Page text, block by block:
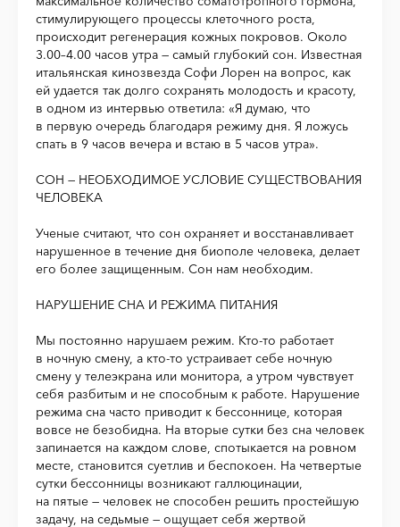
стимулирующего процессы клеточного роста,
происходит регенерация кожных покровов. Около
3.00–4.00 часов утра — самый глубокий сон. Известная
итальянская кинозвезда Софи Лорен на вопрос, как
ей удается так долго сохранять молодость и красоту,
в одном из интервью ответила: «Я думаю, что
в первую очередь благодаря режиму дня. Я ложусь
спать в 9 часов вечера и встаю в 5 часов утра».
СОН — НЕОБХОДИМОЕ УСЛОВИЕ СУЩЕСТВОВАНИЯ
ЧЕЛОВЕКА
Ученые считают, что сон охраняет и восстанавливает
нарушенное в течение дня биополе человека, делает
его более защищенным. Сон нам необходим.
НАРУШЕНИЕ СНА И РЕЖИМА ПИТАНИЯ
Мы постоянно нарушаем режим. Кто-то работает
в ночную смену, а кто-то устраивает себе ночную
смену у телеэкрана или монитора, а утром чувствует
себя разбитым и не способным к работе. Нарушение
режима сна часто приводит к бессоннице, которая
вовсе не безобидна. На вторые сутки без сна человек
запинается на каждом слове, спотыкается на ровном
месте, становится суетлив и беспокоен. На четвертые
сутки бессонницы возникают галлюцинации,
на пятые — человек не способен решить простейшую
задачу, на седьмые — ощущает себя жертвой